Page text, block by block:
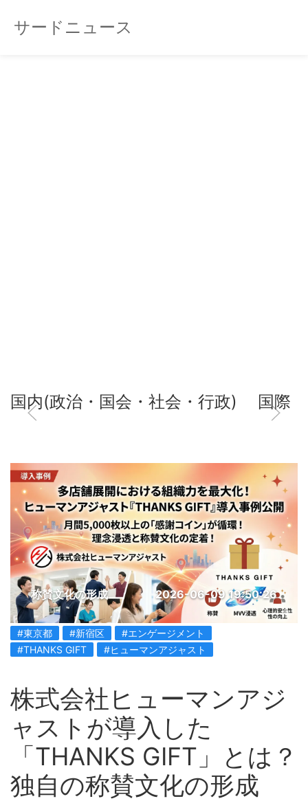
サードニュース
国内(政治・国会・社会・行政) 国際
称賛文化の形成 2026-06-09 19:50:26
#東京都 #新宿区
#エンゲージメント
#THANKS GIFT
#ヒューマンアジャスト
株式会社ヒューマンアジ
ャストが導入した
「THANKS GIFT」とは？
独自の称賛文化の形成